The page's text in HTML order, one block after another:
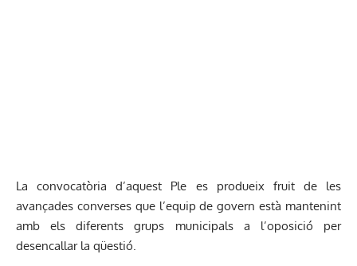
La convocatòria d’aquest Ple es produeix fruit de les
avançades converses que l’equip de govern està mantenint
amb els diferents grups municipals a l’oposició per
desencallar la qüestió.